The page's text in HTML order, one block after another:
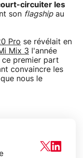
circuiter les
son flagshipau
Pro se révélait en
Mix 3 l'année
premier part
convaincre les
nous le